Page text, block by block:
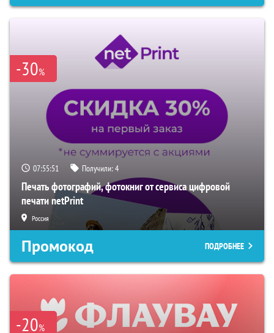
-30%
07:55:50 Получили:4
Печать фотографий, фотокниг от сервиса цифровой
печати netPrint
Россия
Промокод ПОДРОБНЕЕ
-20%